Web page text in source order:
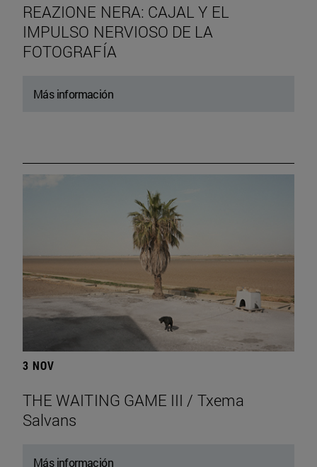
REAZIONE NERA: CAJAL Y EL
IMPULSO NERVIOSO DE LA
FOTOGRAFÍA
Más información
3 NOV
THE WAITING GAME III / Txema
Salvans
Más información